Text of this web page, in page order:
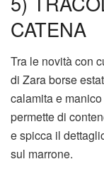
CATENA
Tra le novità con
di Zara borse
calamita e
permette di
e spicca il
sul marrone.